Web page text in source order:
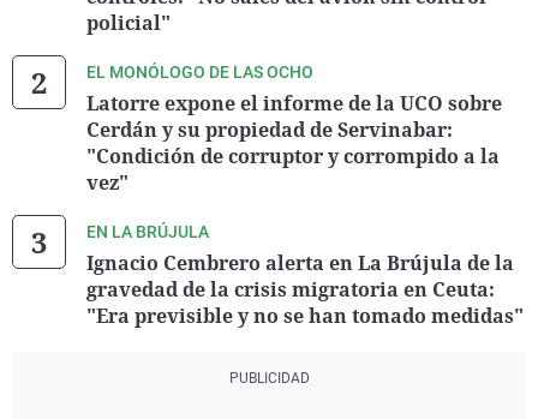
policial"
EL MONÓLOGO DE LAS OCHO
Latorre expone el informe de la UCO sobre
Cerdán y su propiedad de Servinabar:
"Condición de corruptor y corrompido a la
vez"
EN LA BRÚJULA
Ignacio Cembrero alerta en La Brújula de la
gravedad de la crisis migratoria en Ceuta:
"Era previsible y no se han tomado medidas"